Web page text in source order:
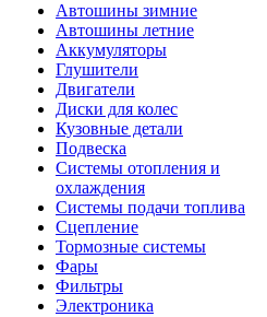
Автошины зимние
Автошины летние
Аккумуляторы
Глушители
Двигатели
Диски для колес
Кузовные детали
Подвеска
Системы отопления и
охлаждения
Системы подачи топлива
Сцепление
Тормозные системы
Фары
Фильтры
Электроника